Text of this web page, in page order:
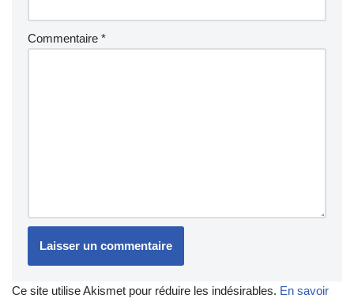
Commentaire *
Ce site utilise Akismet pour réduire les indésirables. En savoir